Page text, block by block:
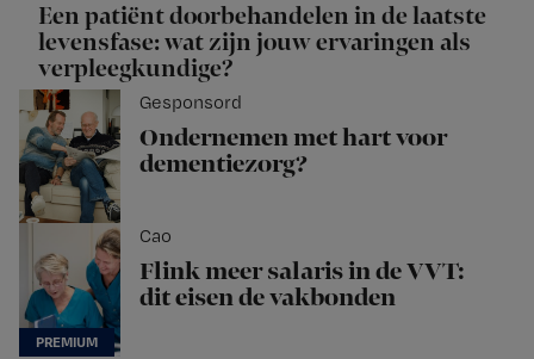
Een patiënt doorbehandelen in de laatste
levensfase: wat zijn jouw ervaringen als
verpleegkundige?
Gesponsord
Ondernemen met hart voor
dementiezorg?
Cao
Flink meer salaris in de VVT:
dit eisen de vakbonden